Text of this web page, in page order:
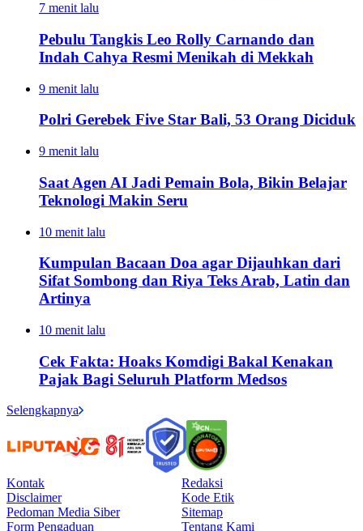
7 menit lalu
Pebulu Tangkis Leo Rolly Carnando dan
Indah Cahya Resmi Menikah di Mekkah
9 menit lalu
Polri Gerebek Five Star Bali, 53 Orang Diciduk
9 menit lalu
Saat Agen AI Jadi Pemain Bola, Bikin Belajar
Teknologi Makin Seru
10 menit lalu
Kumpulan Bacaan Doa agar Dijauhkan dari
Sifat Sombong dan Riya Teks Arab, Latin dan
Artinya
10 menit lalu
Cek Fakta: Hoaks Komdigi Bakal Kenakan
Pajak Bagi Seluruh Platform Medsos
Selengkapnya
Kontak
Redaksi
Disclaimer
Kode Etik
Pedoman Media Siber
Sitemap
Form Pengaduan
Tentang Kami